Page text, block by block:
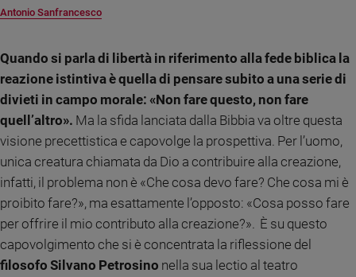
giustizia
Interviste
Papa
Chiesa
Chiesa
e
spiritualità
Santi
Antonio Sanfrancesco
Quando si parla di libertà in riferimento alla fede biblica la
reazione istintiva è quella di pensare subito a una serie di
divieti in campo morale: «Non fare questo, non fare
quell’altro». Ma la sfida lanciata dalla Bibbia va oltre questa
visione precettistica e capovolge la prospettiva. Per l’uomo,
unica creatura chiamata da Dio a contribuire alla creazione,
infatti, il problema non è «Che cosa devo fare? Che cosa mi è
proibito fare?», ma esattamente l’opposto: «Cosa posso fare
per offrire il mio contributo alla creazione?». È su questo
capovolgimento che si è concentrata la riflessione del
filosofo Silvano Petrosino nella sua lectio al teatro